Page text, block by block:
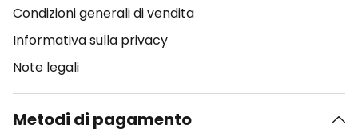
Condizioni generali di vendita
Informativa sulla privacy
Note legali
Metodi di pagamento